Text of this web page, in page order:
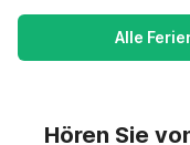
Alle
Hören Sie